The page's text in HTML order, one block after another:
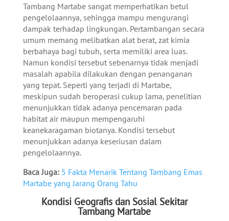
Tambang Martabe sangat memperhatikan betul
pengelolaannya, sehingga mampu mengurangi
dampak terhadap lingkungan. Pertambangan secara
umum memang melibatkan alat berat, zat kimia
berbahaya bagi tubuh, serta memiliki area luas.
Namun kondisi tersebut sebenarnya tidak menjadi
masalah apabila dilakukan dengan penanganan
yang tepat. Seperti yang terjadi di Martabe,
meskipun sudah beroperasi cukup lama, penelitian
menunjukkan tidak adanya pencemaran pada
habitat air maupun mempengaruhi
keanekaragaman biotanya. Kondisi tersebut
menunjukkan adanya keseriusan dalam
pengelolaannya.
Baca Juga: 5 Fakta Menarik Tentang Tambang Emas
Martabe yang Jarang Orang Tahu
Kondisi Geografis dan Sosial Sekitar
Tambang Martabe